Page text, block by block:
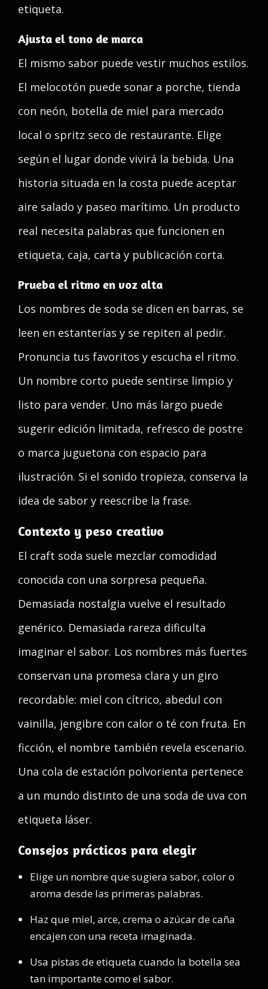
etiqueta.
Ajusta el tono de marca
El mismo sabor puede vestir muchos estilos.
El melocotón puede sonar a porche, tienda
con neón, botella de miel para mercado
local o spritz seco de restaurante. Elige
según el lugar donde vivirá la bebida. Una
historia situada en la costa puede aceptar
aire salado y paseo marítimo. Un producto
real necesita palabras que funcionen en
etiqueta, caja, carta y publicación corta.
Prueba el ritmo en voz alta
Los nombres de soda se dicen en barras, se
leen en estanterías y se repiten al pedir.
Pronuncia tus favoritos y escucha el ritmo.
Un nombre corto puede sentirse limpio y
listo para vender. Uno más largo puede
sugerir edición limitada, refresco de postre
o marca juguetona con espacio para
ilustración. Si el sonido tropieza, conserva la
idea de sabor y reescribe la frase.
Contexto y peso creativo
El craft soda suele mezclar comodidad
conocida con una sorpresa pequeña.
Demasiada nostalgia vuelve el resultado
genérico. Demasiada rareza dificulta
imaginar el sabor. Los nombres más fuertes
conservan una promesa clara y un giro
recordable: miel con cítrico, abedul con
vainilla, jengibre con calor o té con fruta. En
ficción, el nombre también revela escenario.
Una cola de estación polvorienta pertenece
a un mundo distinto de una soda de uva con
etiqueta láser.
Consejos prácticos para elegir
Elige un nombre que sugiera sabor, color o
aroma desde las primeras palabras.
Haz que miel, arce, crema o azúcar de caña
encajen con una receta imaginada.
Usa pistas de etiqueta cuando la botella sea
tan importante como el sabor.